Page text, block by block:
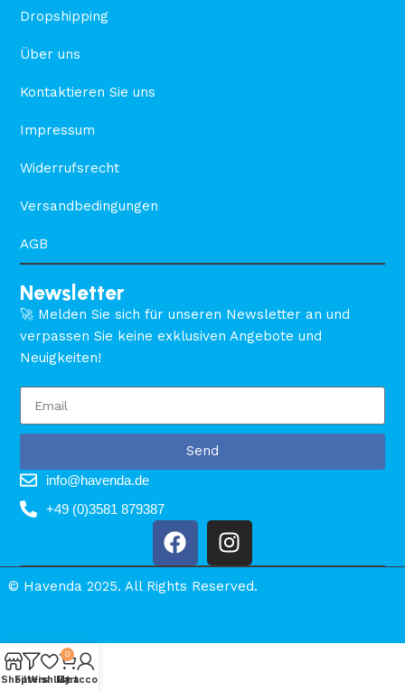
Dropshipping
Über uns
Kontaktieren Sie uns
Impressum
Widerrufsrecht
Versandbedingungen
AGB
Newsletter
🚀 Melden Sie sich für unseren Newsletter an und
verpassen Sie keine exklusiven Angebote und
Neuigkeiten!
Send
info@havenda.de
+49 (0)3581 879387
© Havenda 2025. All Rights Reserved.
ShopFilters
Wishlist
0
Cart
My account